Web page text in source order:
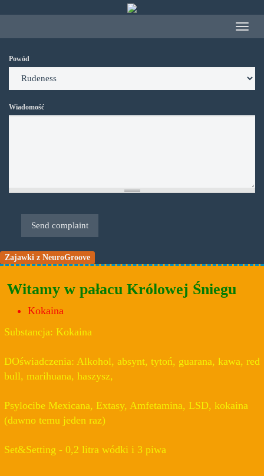
treści
Toggle
Powód
Wiadomość
Send complaint
Zajawki z NeuroGroove
Witamy w pałacu Królowej Śniegu
Kokaina
Substancja: Kokaina
DOświadczenia: Alkohol, absynt, tytoń, guarana, kawa, red
bull, marihuana, haszysz,
Psylocibe Mexicana, Extasy, Amfetamina, LSD, kokaina
(dawno temu jeden raz)
Set&Setting - 0,2 litra wódki i 3 piwa